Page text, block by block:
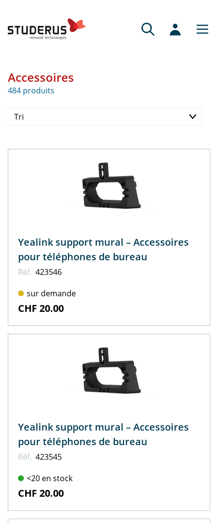
Accessoires
484 produits
Tri
Prix descendant
Yealink support mural – Accessoires
pour téléphones de bureau
Réf. 423546
sur demande
CHF 20.00
Yealink support mural – Accessoires
pour téléphones de bureau
Réf. 423545
<20 en stock
CHF 20.00